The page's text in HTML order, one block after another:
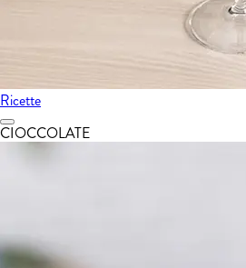
Ricette
CIOCCOLATE